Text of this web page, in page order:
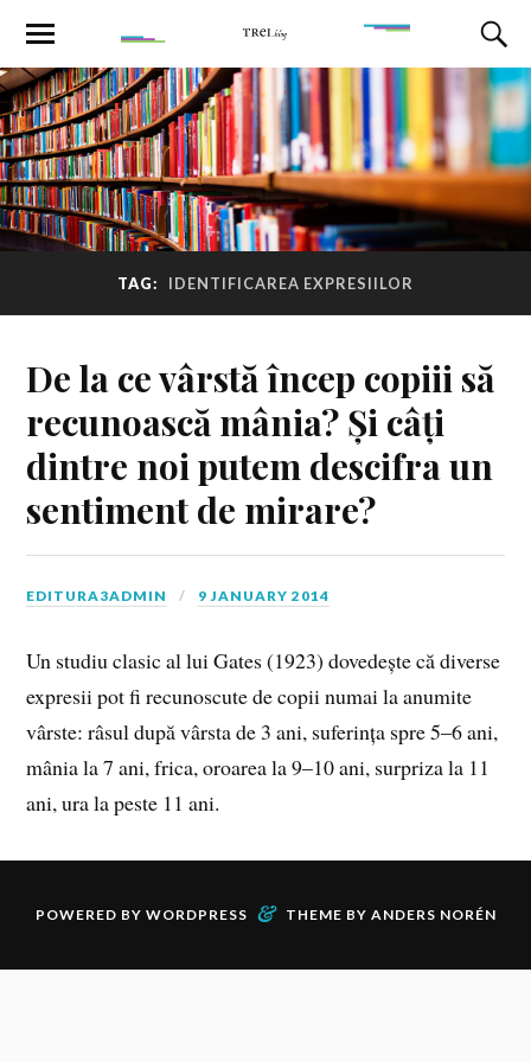
TAG: IDENTIFICAREA EXPRESIILOR
De la ce vârstă încep copiii să
recunoască mânia? Și câți
dintre noi putem descifra un
sentiment de mirare?
EDITURA3ADMIN 9 JANUARY 2014
Un studiu clasic al lui Gates (1923) dovedește că diverse
expresii pot fi recunoscute de copii numai la anumite
vârste: râsul după vârsta de 3 ani, suferința spre 5–6 ani,
mânia la 7 ani, frica, oroarea la 9–10 ani, surpriza la 11
ani, ura la peste 11 ani.
POWERED BY WORDPRESS & THEME BY ANDERS NORÉN